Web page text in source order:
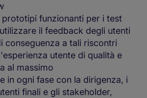
prototipi funzionanti per i test
il feedback degli utenti
conseguenza a tali riscontri
utente di qualità e
al massimo
in ogni fase con la dirigenza, i
finali e gli stakeholder,